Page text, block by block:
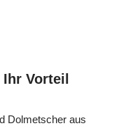
Ihr Vorteil
Dolmetscher aus